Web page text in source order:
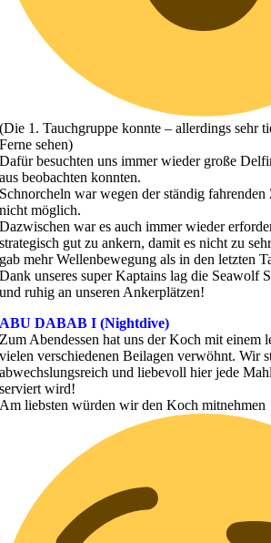
(Die 1. Tauchgruppe konnte – allerdings sehr
Ferne sehen)
Dafür besuchten uns immer wieder große
aus beobachten konnten.
Schnorcheln war wegen der ständig
nicht möglich.
Dazwischen war es auch immer wieder
strategisch gut zu ankern, damit es nicht zu
gab mehr Wellenbewegung als in den letzten
Dank unseres super Kaptains lag die Seawolf
und ruhig an unseren Ankerplätzen!
ABU DABAB I (Nightdive)
Zum Abendessen hat uns der Koch mit einem
vielen verschiedenen Beilagen verwöhnt. Wir
abwechslungsreich und liebevoll hier jede
serviert wird!
Am liebsten würden wir den Koch mitnehmen